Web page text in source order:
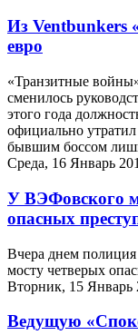
Из Ventbunkers
евро
«Транзитные
сменилось
этого года
официально
бывшим боссом
Среда, 16 Январь
У ВЭФовского
опасных
Вчера днем
мосту четверых
Вторник, 15 Январь
Ведущую